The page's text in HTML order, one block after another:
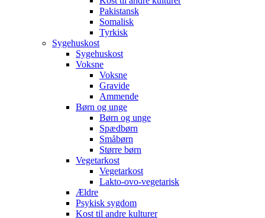
Pakistansk
Somalisk
Tyrkisk
Sygehuskost
Sygehuskost
Voksne
Voksne
Gravide
Ammende
Børn og unge
Børn og unge
Spædbørn
Småbørn
Større børn
Vegetarkost
Vegetarkost
Lakto-ovo-vegetarisk
Ældre
Psykisk sygdom
Kost til andre kulturer